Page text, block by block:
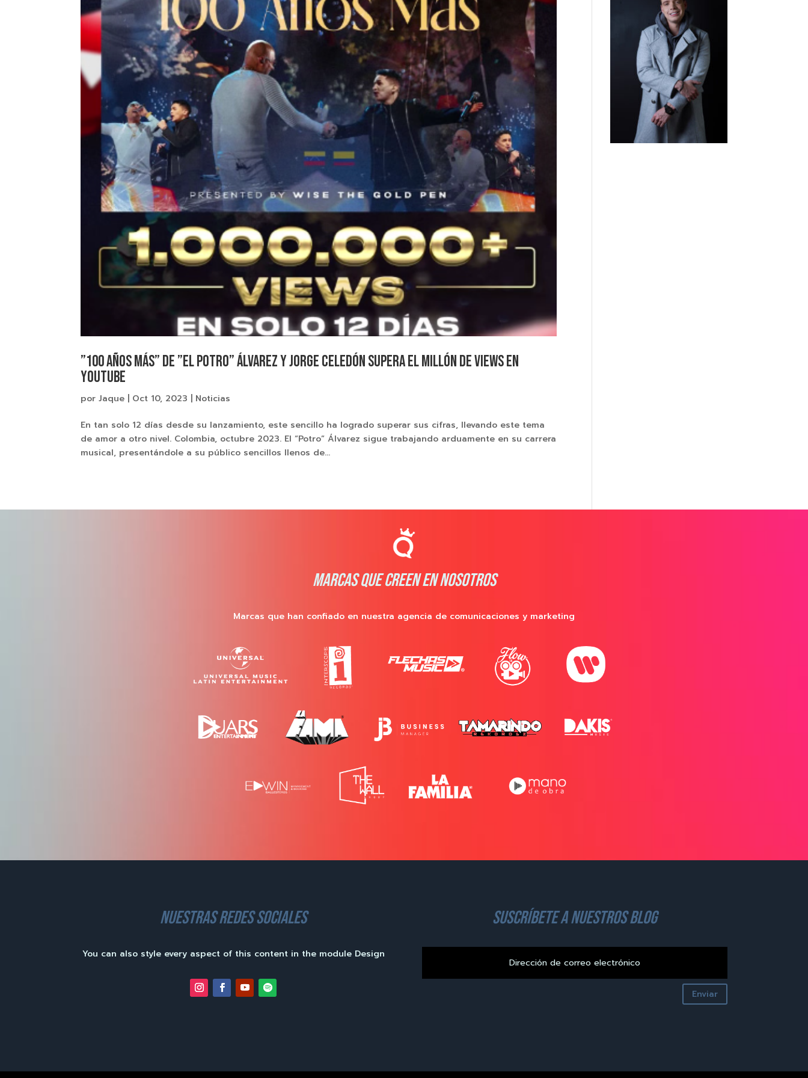
”100 Años más” de ”El Potro” Álvarez y Jorge Celedón supera el millón de views en
YouTube
porJaque Oct 10, 2023 Noticias
En tan solo 12 días desde su lanzamiento, este sencillo ha logrado superar sus cifras, llevando este tema
de amor a otro nivel. Colombia, octubre 2023. El “Potro” Álvarez sigue trabajando arduamente en su carrera
musical, presentándole a su público sencillos llenos de...
MARCAS QUE CREEN EN NOSOTROS
Marcas que han confiado en nuestra agencia de comunicaciones y marketing
nuestras redes sociales
You can also style every aspect of this content in the module Design
suscríbete a nuestros blog
Enviar